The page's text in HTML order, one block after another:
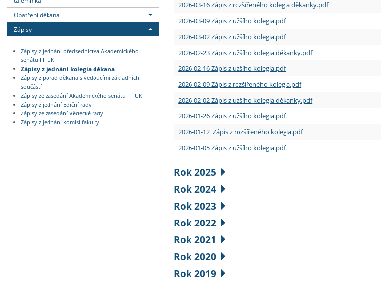
Opatření děkana
Zápisy
Zápisy z jednání předsednictva Akademického
senátu FF UK
Zápisy z jednání kolegia děkana
Zápisy z porad děkana s vedoucími základních
součástí
Zápisy ze zasedání Akademického senátu FF UK
Zápisy z jednání Ediční rady
Zápisy ze zasedání Vědecké rady
Zápisy z jednání komisí fakulty
2026-03-16 Zápis z rozšířeného kolegia děkanky.pdf
2026-03-09 Zápis z užšího kolegia.pdf
2026-03-02 Zápis z užšího kolegia.pdf
2026-02-23 Zápis z užšího kolegia děkanky.pdf
2026-02-16 Zápis z užšího kolegia.pdf
2026-02-09 Zápis z rozšířeného kolegia.pdf
2026-02-02 Zápis z užšího kolegia děkanky.pdf
2026-01-26 Zápis z užšího kolegia.pdf
2026-01-12 Zápis z rozšířeného kolegia.pdf
2026-01-05 Zápis z užšího kolegia.pdf
Rok 2025
Rok 2024
Rok 2023
Rok 2022
Rok 2021
Rok 2020
Rok 2019